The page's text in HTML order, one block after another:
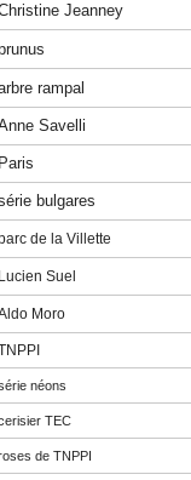
Jeanney
rampal
Savelli
bulgares
de la Villette
Suel
Moro
néons
TEC
de TNPPI